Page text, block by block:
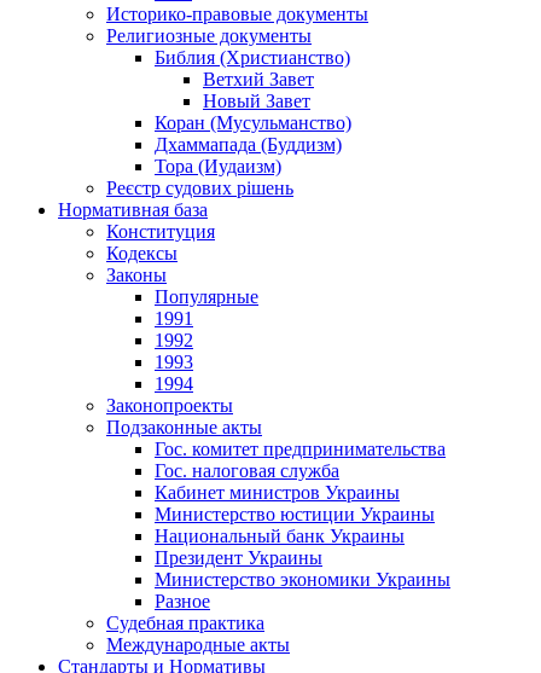
Историко-правовые документы
Религиозные документы
Библия (Христианство)
Ветхий Завет
Новый Завет
Коран (Мусульманство)
Дхаммапада (Буддизм)
Тора (Иудаизм)
Реєстр судових рішень
Нормативная база
Конституция
Кодексы
Законы
Популярные
1991
1992
1993
1994
Законопроекты
Подзаконные акты
Гос. комитет предпринимательства
Гос. налоговая служба
Кабинет министров Украины
Министерство юстиции Украины
Национальный банк Украины
Президент Украины
Министерство экономики Украины
Разное
Судебная практика
Международные акты
Стандарты и Нормативы